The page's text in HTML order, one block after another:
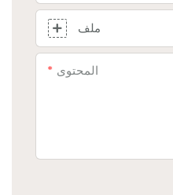
ملف
المحتوى